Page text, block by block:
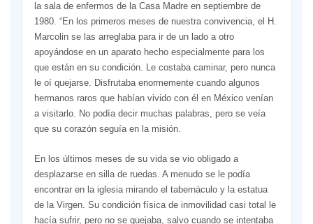
la sala de enfermos de la Casa Madre en septiembre de
1980. “En los primeros meses de nuestra convivencia, el H.
Marcolin se las arreglaba para ir de un lado a otro
apoyándose en un aparato hecho especialmente para los
que están en su condición. Le costaba caminar, pero nunca
le oí quejarse. Disfrutaba enormemente cuando algunos
hermanos raros que habían vivido con él en México venían
a visitarlo. No podía decir muchas palabras, pero se veía
que su corazón seguía en la misión.
En los últimos meses de su vida se vio obligado a
desplazarse en silla de ruedas. A menudo se le podía
encontrar en la iglesia mirando el tabernáculo y la estatua
de la Virgen. Su condición física de inmovilidad casi total le
hacía sufrir, pero no se quejaba, salvo cuando se intentaba